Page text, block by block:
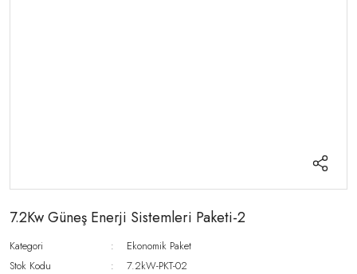
7.2Kw Güneş Enerji Sistemleri Paketi-2
Kategori
Ekonomik Paket
Stok Kodu
7.2kW-PKT-02